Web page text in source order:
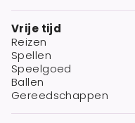
Vrije tijd
Reizen
Spellen
Speelgoed
Ballen
Gereedschappen